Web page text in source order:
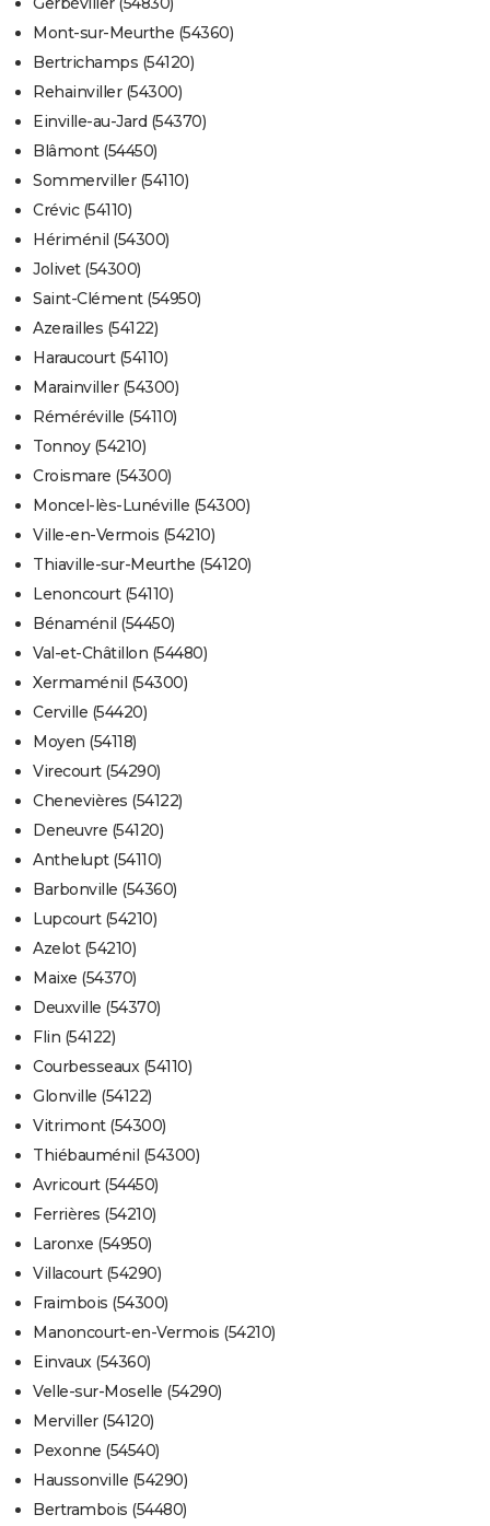
Mont-sur-Meurthe (54360)
Bertrichamps (54120)
Rehainviller (54300)
Einville-au-Jard (54370)
Blâmont (54450)
Sommerviller (54110)
Crévic (54110)
Hériménil (54300)
Jolivet (54300)
Saint-Clément (54950)
Azerailles (54122)
Haraucourt (54110)
Marainviller (54300)
Réméréville (54110)
Tonnoy (54210)
Croismare (54300)
Moncel-lès-Lunéville (54300)
Ville-en-Vermois (54210)
Thiaville-sur-Meurthe (54120)
Lenoncourt (54110)
Bénaménil (54450)
Val-et-Châtillon (54480)
Xermaménil (54300)
Cerville (54420)
Moyen (54118)
Virecourt (54290)
Chenevières (54122)
Deneuvre (54120)
Anthelupt (54110)
Barbonville (54360)
Lupcourt (54210)
Azelot (54210)
Maixe (54370)
Deuxville (54370)
Flin (54122)
Courbesseaux (54110)
Glonville (54122)
Vitrimont (54300)
Thiébauménil (54300)
Avricourt (54450)
Ferrières (54210)
Laronxe (54950)
Villacourt (54290)
Fraimbois (54300)
Manoncourt-en-Vermois (54210)
Einvaux (54360)
Velle-sur-Moselle (54290)
Merviller (54120)
Pexonne (54540)
Haussonville (54290)
Bertrambois (54480)